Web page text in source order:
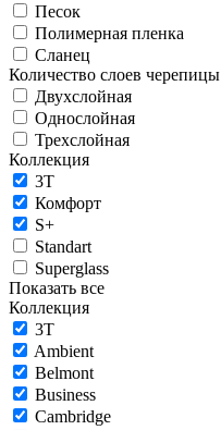
Песок
Полимерная пленка
Сланец
Количество слоев черепицы
Двухслойная
Однослойная
Трехслойная
Коллекция
3T
Комфорт
S+
Standart
Superglass
Показать все
Коллекция
3T
Ambient
Belmont
Business
Cambridge